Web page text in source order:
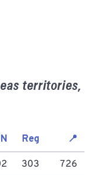
territories,
Reg 📍
303 726